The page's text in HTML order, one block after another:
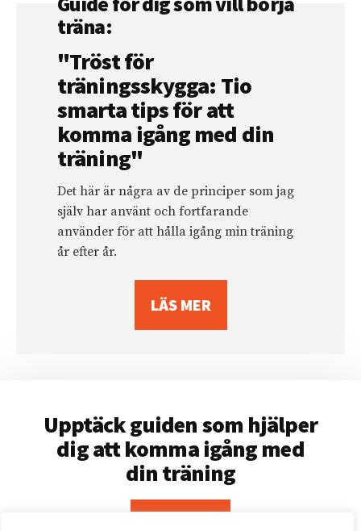
träna:
"Tröst för
träningsskygga: Tio
smarta tips för att
komma igång med din
träning"
Det här är några av de principer som jag
själv har använt och fortfarande
använder för att hålla igång min träning
år efter år.
LÄS MER
Upptäck guiden som hjälper
dig att komma igång med
din träning